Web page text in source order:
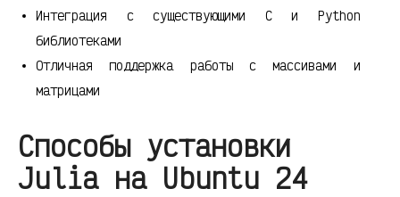
Интеграция с существующими C и Python
библиотеками
Отличная поддержка работы с массивами и
матрицами
Способы установки
Julia на Ubuntu 24